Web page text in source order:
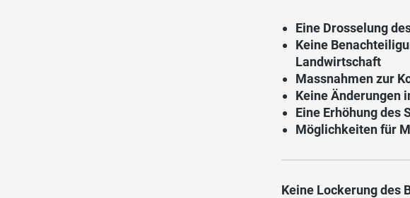
Eine Drosselung
Keine
Landwirtschaft
Massnahmen zur
Keine Änderungen
Eine Erhöhung des
Möglichkeiten für
Keine Lockerung des